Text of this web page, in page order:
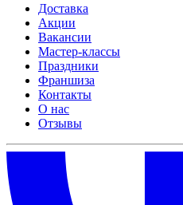
Доставка
Акции
Вакансии
Мастер-классы
Праздники
Франшиза
Контакты
О нас
Отзывы